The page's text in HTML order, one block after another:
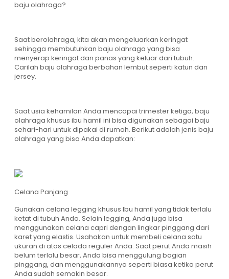
baju olahraga?
Saat berolahraga, kita akan mengeluarkan keringat
sehingga membutuhkan baju olahraga yang bisa
menyerap keringat dan panas yang keluar dari tubuh.
Carilah baju olahraga berbahan lembut seperti katun dan
jersey.
Saat usia kehamilan Anda mencapai trimester ketiga, baju
olahraga khusus ibu hamil ini bisa digunakan sebagai baju
sehari-hari untuk dipakai di rumah. Berikut adalah jenis baju
olahraga yang bisa Anda dapatkan:
Celana Panjang
Gunakan celana legging khusus Ibu hamil yang tidak terlalu
ketat di tubuh Anda. Selain legging, Anda juga bisa
menggunakan celana capri dengan lingkar pinggang dari
karet yang elastis. Usahakan untuk membeli celana satu
ukuran di atas celada reguler Anda. Saat perut Anda masih
belum terlalu besar, Anda bisa menggulung bagian
pinggang, dan menggunakannya seperti biasa ketika perut
Anda sudah semakin besar.